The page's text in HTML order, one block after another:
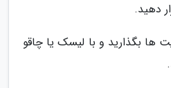
دهید.
ها بگذارید و با لیسک یا چاقو